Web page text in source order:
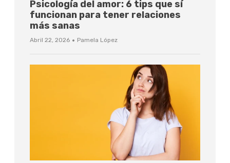
Psicología del amor: 6 tips que sí
funcionan para tener relaciones
más sanas
Abril 22, 2026 · Pamela López